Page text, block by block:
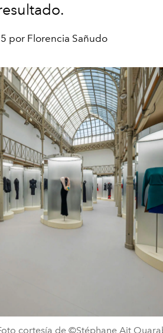
por Florencia Sañudo
cortesía de ©Stéphane Ait